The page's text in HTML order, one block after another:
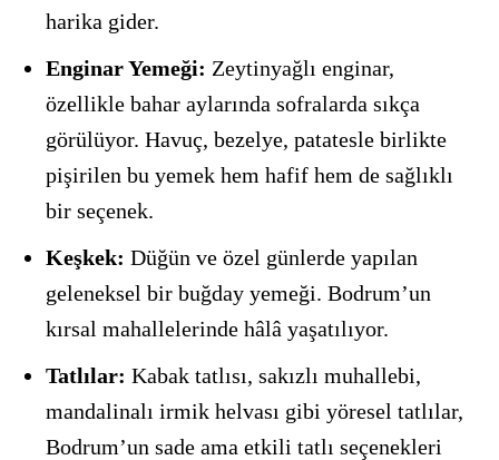
harika gider.
Enginar Yemeği: Zeytinyağlı enginar,
özellikle bahar aylarında sofralarda sıkça
görülüyor. Havuç, bezelye, patatesle birlikte
pişirilen bu yemek hem hafif hem de sağlıklı
bir seçenek.
Keşkek: Düğün ve özel günlerde yapılan
geleneksel bir buğday yemeği. Bodrum’un
kırsal mahallelerinde hâlâ yaşatılıyor.
Tatlılar: Kabak tatlısı, sakızlı muhallebi,
mandalinalı irmik helvası gibi yöresel tatlılar,
Bodrum’un sade ama etkili tatlı seçenekleri